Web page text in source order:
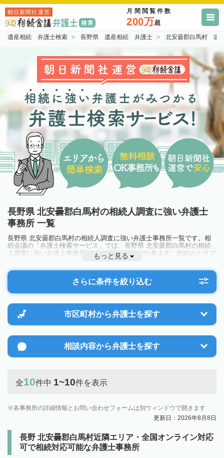
朝日新聞社運営 月間閲覧件数
200万超
遺産相続 弁護士検索 長野県 遺産相続 弁護士 北安曇郡白馬村 遺
長野県 北安曇郡白馬村の相続人調査に強い弁護士
事務所 一覧
長野県 北安曇郡白馬村の相続人調査に強い弁護士事務所一覧です。相
続会議の「弁護士検索サービス」では、長野県 北安曇郡白馬村の相続
人調査に強い弁護士事務所を一覧で見ることが出来ます。相続のトラブ
ルやお悩みを抱えている方は一度近隣の弁護士に相談してみましょう。
もっと見る
さらに条件を絞り込む
市区町村から弁護士を探す
相談内容から弁護士を探す
全10件中 1~10件を表示
各事務所の詳細情報とお問い合わせフォームは別ウィンドウで開きます
更新日：2026年8月8日
長野 北安曇郡白馬村近隣エリア・全国オンライン対応
可で相続対応可能な弁護士事務所